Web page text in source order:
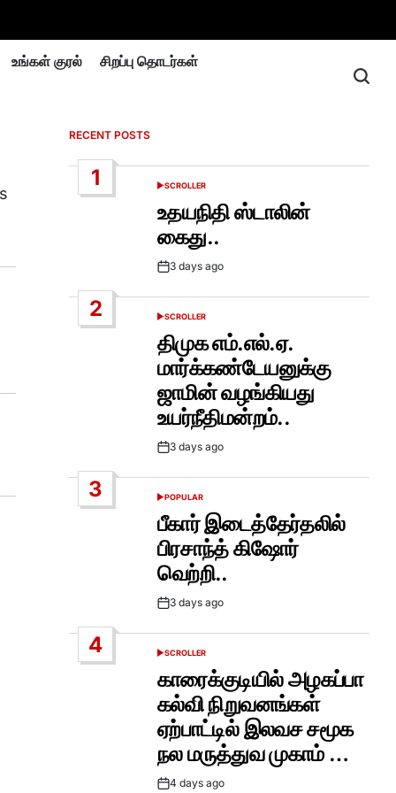
உங்கள் குரல் சிறப்பு தொடர்கள்
RECENT POSTS
1
POSTED
SCROLLER
உதயநிதி ஸ்டாலின்
கைது..
Post3 days ago
2
POSTED
SCROLLER
திமுக எம்.எல்.ஏ.
மார்க்கண்டேயனுக்கு
ஜாமின் வழங்கியது
உயர்நீதிமன்றம்..
Post3 days ago
3
POSTED
POPULAR
பீகார் இடைத்தேர்தலில்
பிரசாந்த் கிஷோர்
வெற்றி..
Post3 days ago
4
POSTED
SCROLLER
காரைக்குடியில் அழகப்பா
கல்வி நிறுவனங்கள்
ஏற்பாட்டில் இலவச சமூக
நல மருத்துவ முகாம் …
Post4 days ago